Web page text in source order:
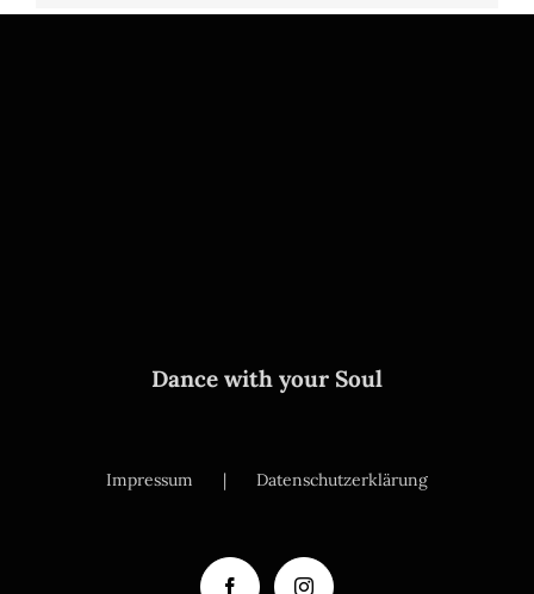
Dance with your Soul
Impressum Datenschutzerklärung